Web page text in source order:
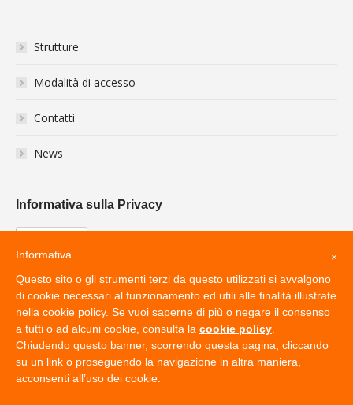
Strutture
Modalità di accesso
Contatti
News
Informativa sulla Privacy
by
×
Informativa
Questo sito o gli strumenti terzi da questo utilizzati si avvalgono
di cookie necessari al funzionamento ed utili alle finalità illustrate
nella cookie policy. Se vuoi saperne di più o negare il consenso
a tutti o ad alcuni cookie, consulta la cookie policy
Chiudendo questo banner, scorrendo questa pagina, cliccando
su un link o proseguendo la navigazione in altra maniera,
acconsenti all’uso dei cookie.